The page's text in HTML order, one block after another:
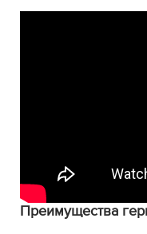
Преимущества